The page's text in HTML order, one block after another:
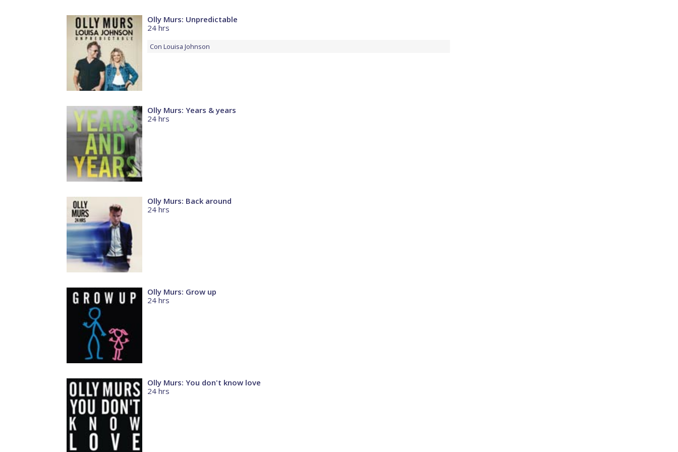
Olly Murs: Unpredictable
24 hrs
Con Louisa Johnson
Olly Murs: Years & years
24 hrs
Olly Murs: Back around
24 hrs
Olly Murs: Grow up
24 hrs
Olly Murs: You don't know love
24 hrs